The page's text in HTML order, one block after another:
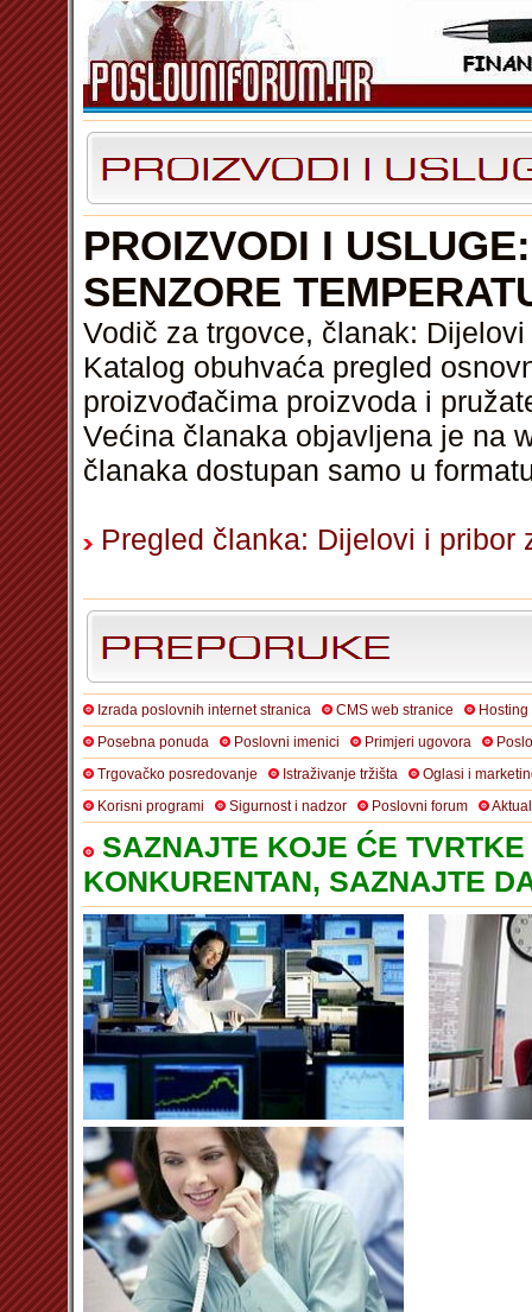
PROIZVODI I
SENZORE
Vodič za trgovce, članak:
Katalog obuhvaća pregled
proizvođačima proizvoda i
Većina članaka objavljena je na
članaka dostupan samo u
Pregled članka: Dijelovi i pribor
Izrada poslovnih internet stranica CMS web stranice
Posebna ponuda
Poslovni imenici Primjeri ugovora
Trgovačko posredovanje
Istraživanje tržišta
Oglasi i
Korisni programi
Sigurnost i nadzor Poslovni forum
SAZNAJTE KOJE ĆE
KONKURENTAN, SAZNAJTE